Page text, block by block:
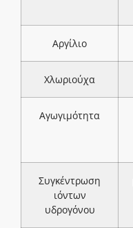
Αργίλιο
Χλωριούχα
Αγωγιμότητα
Συγκέντρωση
ιόντων
υδρογόνου